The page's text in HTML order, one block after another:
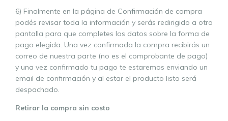
6) Finalmente en la página de Confirmación de compra
podés revisar toda la información y serás redirigido a otra
pantalla para que completes los datos sobre la forma de
pago elegida. Una vez confirmada la compra recibirás un
correo de nuestra parte (no es el comprobante de pago)
y una vez confirmado tu pago te estaremos enviando un
email de confirmación y al estar el producto listo será
despachado.
Retirar la compra sin costo